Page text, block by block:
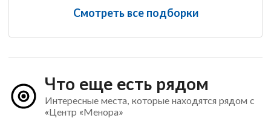
Смотреть все подборки
Что еще есть рядом
Интересные места, которые находятся рядом с
«Центр «Менора»